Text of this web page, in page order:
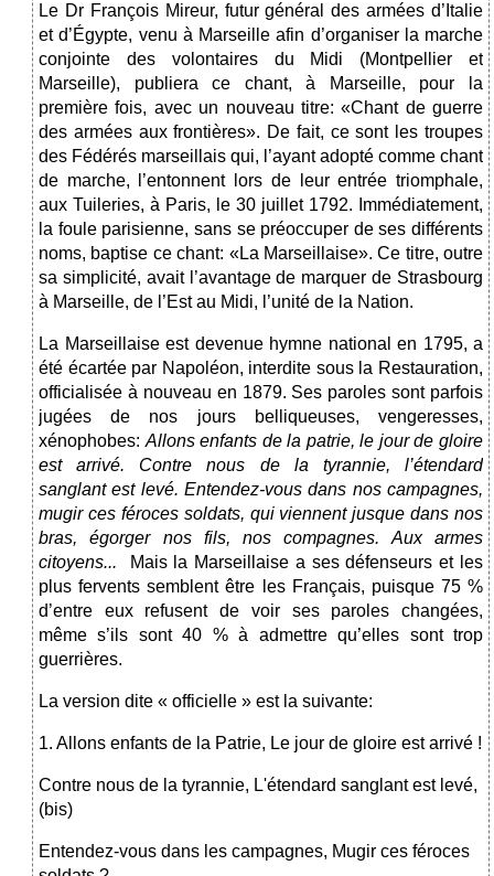
Le Dr François Mireur, futur général des armées d’Italie
et d’Égypte, venu à Marseille afin d’organiser la marche
conjointe des volontaires du Midi (Montpellier et
Marseille), publiera ce chant, à Marseille, pour la
première fois, avec un nouveau titre: «Chant de guerre
des armées aux frontières». De fait, ce sont les troupes
des Fédérés marseillais qui, l’ayant adopté comme chant
de marche, l’entonnent lors de leur entrée triomphale,
aux Tuileries, à Paris, le 30 juillet 1792. Immédiatement,
la foule parisienne, sans se préoccuper de ses différents
noms, baptise ce chant: «La Marseillaise». Ce titre, outre
sa simplicité, avait l’avantage de marquer de Strasbourg
à Marseille, de l’Est au Midi, l’unité de la Nation.
La Marseillaise est devenue hymne national en 1795, a
été écartée par Napoléon, interdite sous la Restauration,
officialisée à nouveau en 1879. Ses paroles sont parfois
jugées de nos jours belliqueuses, vengeresses,
xénophobes: Allons enfants de la patrie, le jour de gloire
est arrivé. Contre nous de la tyrannie, l’étendard
sanglant est levé. Entendez-vous dans nos campagnes,
mugir ces féroces soldats, qui viennent jusque dans nos
bras, égorger nos fils, nos compagnes. Aux armes
citoyens...
Mais la Marseillaise a ses défenseurs et les
plus fervents semblent être les Français, puisque 75 %
d’entre eux refusent de voir ses paroles changées,
même s’ils sont 40 % à admettre qu’elles sont trop
guerrières.
La version dite « officielle » est la suivante:
1. Allons enfants de la Patrie, Le jour de gloire est arrivé !
Contre nous de la tyrannie, L'étendard sanglant est levé,
(bis)
Entendez-vous dans les campagnes, Mugir ces féroces